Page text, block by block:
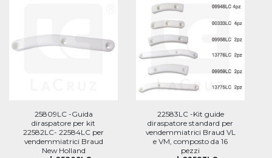
25809LC -Guida
diraspatore per kit
22582LC- 22584LC per
vendemmiatrici Braud
New Holland
22583LC -Kit guide
diraspatore standard per
vendemmiatrici Braud VL
e VM, composto da 16
pezzi